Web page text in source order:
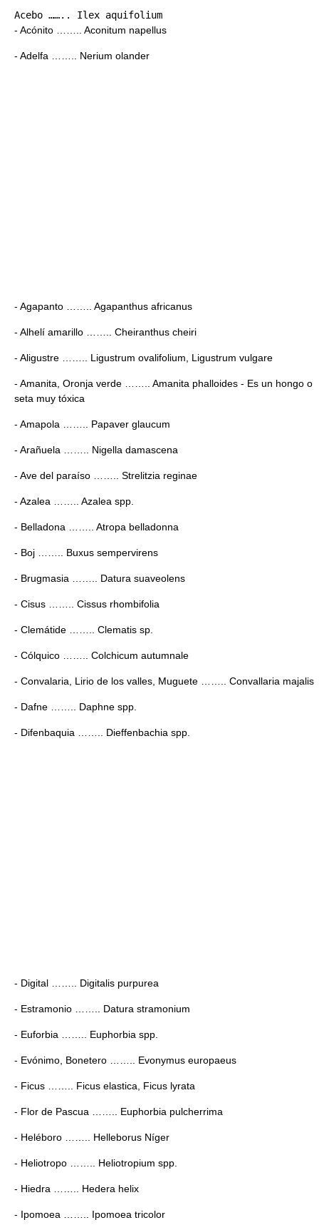
- Acónito …….. Aconitum napellus
- Adelfa …….. Nerium olander
- Agapanto …….. Agapanthus africanus
- Alhelí amarillo …….. Cheiranthus cheiri
- Aligustre …….. Ligustrum ovalifolium, Ligustrum vulgare
- Amanita, Oronja verde …….. Amanita phalloides - Es un hongo o
seta muy tóxica
- Amapola …….. Papaver glaucum
- Arañuela …….. Nigella damascena
- Ave del paraíso …….. Strelitzia reginae
- Azalea …….. Azalea spp.
- Belladona …….. Atropa belladonna
- Boj …….. Buxus sempervirens
- Brugmasia …….. Datura suaveolens
- Cisus …….. Cissus rhombifolia
- Clemátide …….. Clematis sp.
- Cólquico …….. Colchicum autumnale
- Convalaria, Lirio de los valles, Muguete …….. Convallaria majalis
- Dafne …….. Daphne spp.
- Difenbaquia …….. Dieffenbachia spp.
- Digital …….. Digitalis purpurea
- Estramonio …….. Datura stramonium
- Euforbia …….. Euphorbia spp.
- Evónimo, Bonetero …….. Evonymus europaeus
- Ficus …….. Ficus elastica, Ficus lyrata
- Flor de Pascua …….. Euphorbia pulcherrima
- Heléboro …….. Helleborus Níger
- Heliotropo …….. Heliotropium spp.
- Hiedra …….. Hedera helix
- Ipomoea …….. Ipomoea tricolor